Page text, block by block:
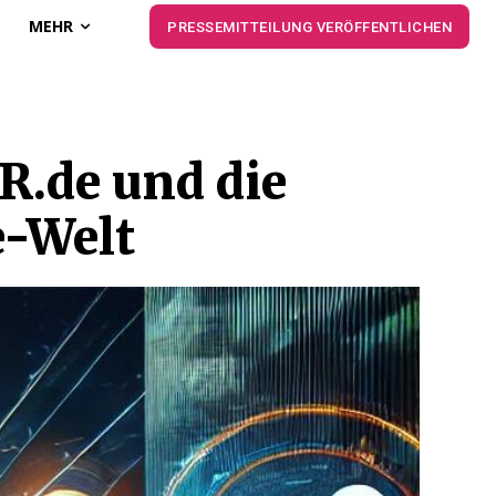
MEHR PRESSEMITTEILUNG VERÖFFENTLICHEN
und die
Welt